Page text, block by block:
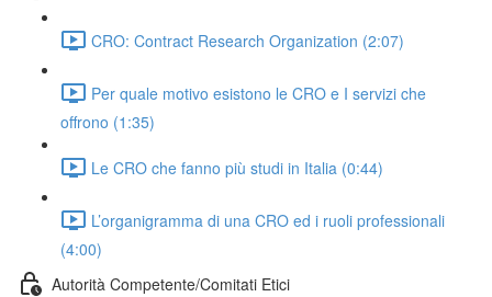
CRO: Contract Research Organization (2:07)
Per quale motivo esistono le CRO e I servizi che
offrono (1:35)
Le CRO che fanno più studi in Italia (0:44)
L’organigramma di una CRO ed i ruoli professionali
(4:00)
Autorità Competente/Comitati Etici